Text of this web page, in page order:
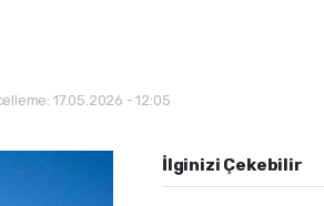
17.05.2026 - 12:05
İlginizi Çekebilir